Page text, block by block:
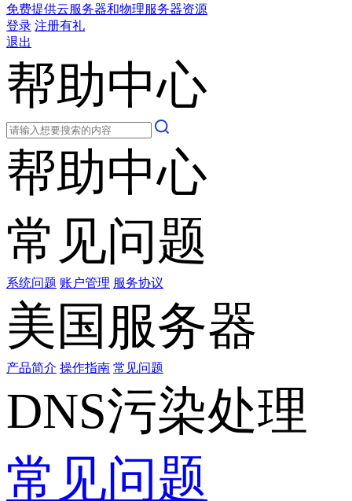
免费提供云服务器和物理服务器资源
登录 注册有礼
退出
帮助中心
帮助中心
常见问题
系统问题 账户管理 服务协议
美国服务器
产品简介 操作指南 常见问题
DNS污染处理
常见问题